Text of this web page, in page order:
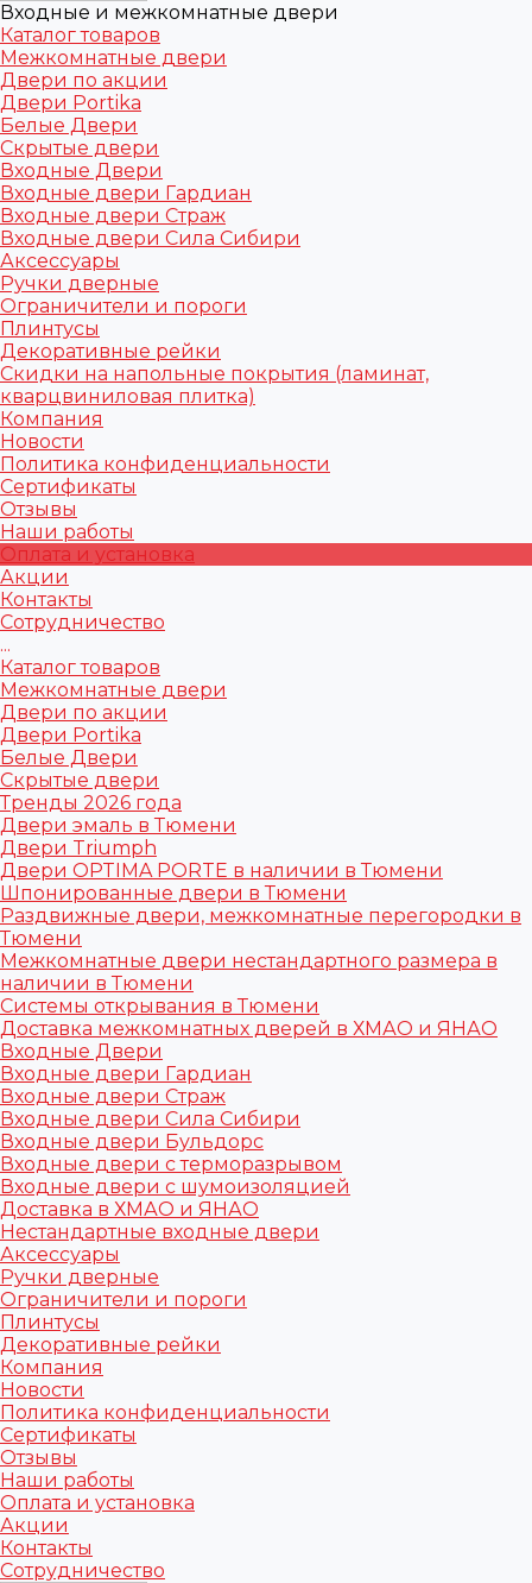
Входные и межкомнатные двери
Каталог товаров
Межкомнатные двери
Двери по акции
Двери Portika
Белые Двери
Скрытые двери
Входные Двери
Входные двери Гардиан
Входные двери Страж
Входные двери Сила Сибири
Аксессуары
Ручки дверные
Ограничители и пороги
Плинтусы
Декоративные рейки
Скидки на напольные покрытия (ламинат,
кварцвиниловая плитка)
Компания
Новости
Политика конфиденциальности
Сертификаты
Отзывы
Наши работы
Оплата и установка
Акции
Контакты
Сотрудничество
...
Каталог товаров
Межкомнатные двери
Двери по акции
Двери Portika
Белые Двери
Скрытые двери
Тренды 2026 года
Двери эмаль в Тюмени
Двери Triumph
Двери OPTIMA PORTE в наличии в Тюмени
Шпонированные двери в Тюмени
Раздвижные двери, межкомнатные перегородки в
Тюмени
Межкомнатные двери нестандартного размера в
наличии в Тюмени
Системы открывания в Тюмени
Доставка межкомнатных дверей в ХМАО и ЯНАО
Входные Двери
Входные двери Гардиан
Входные двери Страж
Входные двери Сила Сибири
Входные двери Бульдорс
Входные двери с терморазрывом
Входные двери с шумоизоляцией
Доставка в ХМАО и ЯНАО
Нестандартные входные двери
Аксессуары
Ручки дверные
Ограничители и пороги
Плинтусы
Декоративные рейки
Компания
Новости
Политика конфиденциальности
Сертификаты
Отзывы
Наши работы
Оплата и установка
Акции
Контакты
Сотрудничество